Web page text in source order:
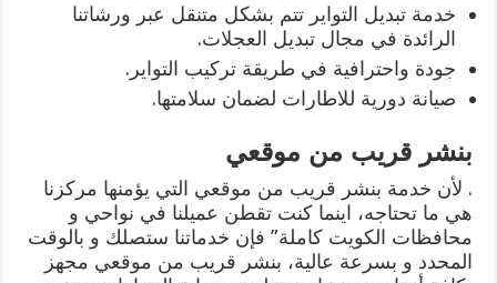
خدمة تبديل التواير تتم بشكل متنقل عبر ورشاتنا
الرائدة في مجال تبديل العجلات.
جودة واحترافية في طريقة تركيب التواير.
صيانة دورية للاطارات لضمان سلامتها.
بنشر قريب من موقعي
. لأن خدمة بنشر قريب من موقعي التي يؤمنها مركزنا
هي ما تحتاجه، اينما كنت تقطن عميلنا في نواحي و
محافظات الكويت كاملة” فإن خدماتنا ستصلك و بالوقت
المحدد و بسرعة عالية، بنشر قريب من موقعي مجهز